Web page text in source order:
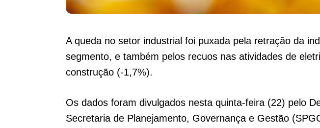
A queda no setor industrial foi puxada pela retração da
segmento, e também pelos recuos nas atividades de
construção (-1,7%).
Os dados foram divulgados nesta quinta-feira (22) pelo
Secretaria de Planejamento, Governança e Gestão